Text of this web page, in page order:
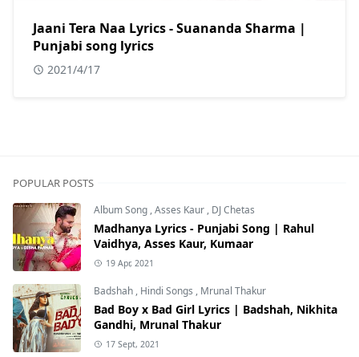
Jaani Tera Naa Lyrics - Suananda Sharma |
Punjabi song lyrics
2021/4/17
POPULAR POSTS
Album Song ,Asses Kaur , DJ Chetas
Madhanya Lyrics - Punjabi Song | Rahul
Vaidhya, Asses Kaur, Kumaar
19 Apr, 2021
Badshah , Hindi Songs , Mrunal Thakur
Bad Boy x Bad Girl Lyrics | Badshah, Nikhita
Gandhi, Mrunal Thakur
17 Sept, 2021